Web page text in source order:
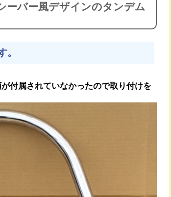
ーバー風デザインのタンデム
。
付属されていなかったので取り付けを